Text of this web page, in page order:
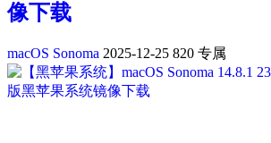
像下载
macOS Sonoma 2025-12-25 820 专属